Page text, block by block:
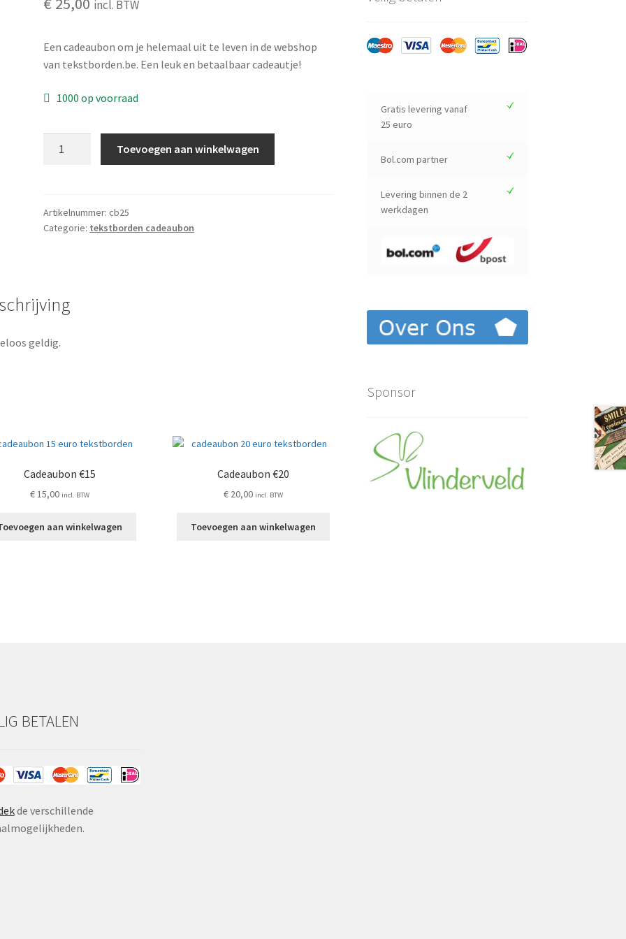
incl. BTW
Een cadeaubon om je helemaal uit te leven in de webshop
van tekstborden.be. Een leuk en betaalbaar cadeautje!
1000 op voorraad
Toevoegen aan winkelwagen
Artikelnummer:cb25
Categorie: tekstborden cadeaubon
geldig.
Cadeaubon €15
€15,00 incl. BTW
aan winkelwagen
Cadeaubon €20
€ 20,00 incl. BTW
Toevoegen aan winkelwagen
Gratis levering vanaf
25 euro
Bol.com partner
Levering binnen de 2
werkdagen
Sponsor
BETALEN
de verschillende